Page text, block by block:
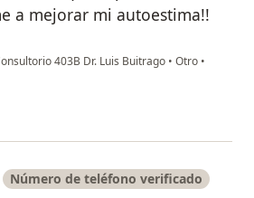
a mejorar mi autoestima!!
403B Dr. Luis Buitrago • Otro •
Número de teléfono verificado